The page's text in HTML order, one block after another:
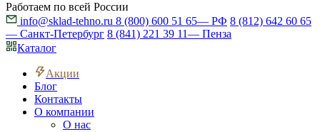
Работаем по всей России
info@sklad-tehno.ru 8 (800) 600 51 65— РФ 8 (812) 642 60 65
— Санкт-Петербург 8 (841) 221 39 11— Пенза
Каталог
Акции
Блог
Контакты
О компании
О нас